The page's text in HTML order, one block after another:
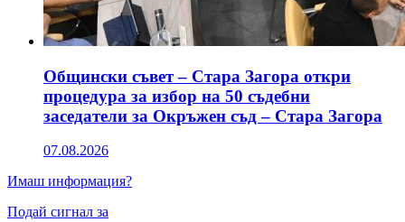
Общински съвет – Стара Загора откри
процедура за избор на 50 съдебни
заседатели за Окръжен съд – Стара Загора
07.08.2026
Имаш информация?
Подай сигнал за